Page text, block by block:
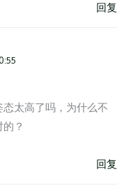
回复
太高了吗，为什么不
？
回复